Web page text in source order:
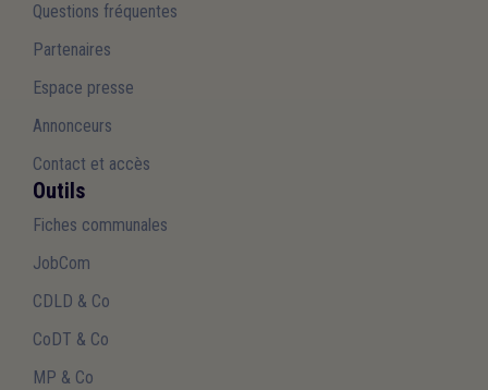
Questions fréquentes
Partenaires
Espace presse
Annonceurs
Contact et accès
Outils
Fiches communales
JobCom
CDLD & Co
CoDT & Co
MP & Co